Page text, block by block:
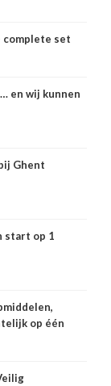
complete set
en wij kunnen
Ghent
start op 1
op één